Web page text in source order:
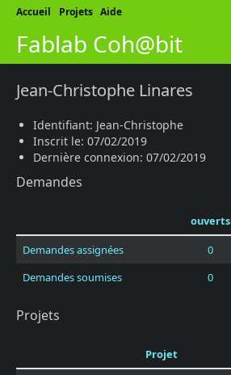
Accueil Projets Aide
Fablab Coh@bit
Jean-Christophe Linares
Identifiant: Jean-Christophe
Inscrit le: 07/02/2019
Dernière connexion: 07/02/2019
Demandes
ouverts
Demandes assignées
0
Demandes soumises
0
Projets
Projet